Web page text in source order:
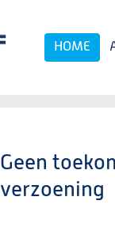
HOME
Geen
verzoening